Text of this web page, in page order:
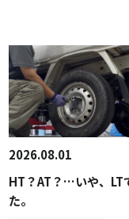
2026.08.01
HT？AT？…いや、LT
た。